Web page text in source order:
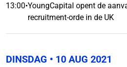
13:00•YoungCapital opent de
recruitment-orde in de UK
DINSDAG • 10 AUG 2021